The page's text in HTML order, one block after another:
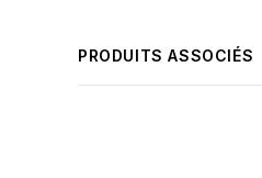
PRODUITS ASSOCIÉS